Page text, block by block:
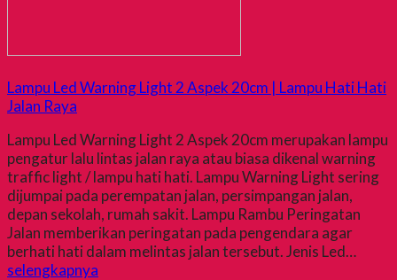
Lampu Led Warning Light 2 Aspek 20cm | Lampu Hati Hati
Jalan Raya
Lampu Led Warning Light 2 Aspek 20cm merupakan lampu
pengatur lalu lintas jalan raya atau biasa dikenal warning
traffic light / lampu hati hati. Lampu Warning Light sering
dijumpai pada perempatan jalan, persimpangan jalan,
depan sekolah, rumah sakit. Lampu Rambu Peringatan
Jalan memberikan peringatan pada pengendara agar
berhati hati dalam melintas jalan tersebut. Jenis Led…
selengkapnya